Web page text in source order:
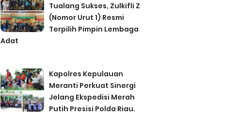
Tualang Sukses, Zulkifli Z
(Nomor Urut 1) Resmi
Terpilih Pimpin Lembaga
Adat
Kapolres Kepulauan
Meranti Perkuat Sinergi
Jelang Ekspedisi Merah
Putih Presisi Polda Riau.